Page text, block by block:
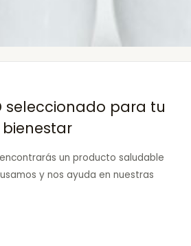
seleccionado para tu
bienestar
un producto saludable
y nos ayuda en nuestras